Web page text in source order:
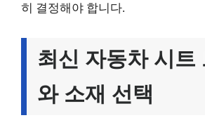
히 결정해야 합니다.
최신 자동차 시트
와 소재 선택